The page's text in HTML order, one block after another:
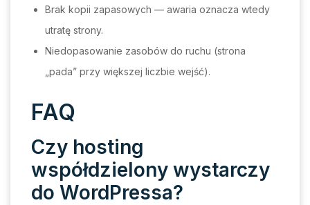
Brak kopii zapasowych — awaria oznacza wtedy
utratę strony.
Niedopasowanie zasobów do ruchu (strona
„pada” przy większej liczbie wejść).
FAQ
Czy hosting
współdzielony wystarczy
do WordPressa?